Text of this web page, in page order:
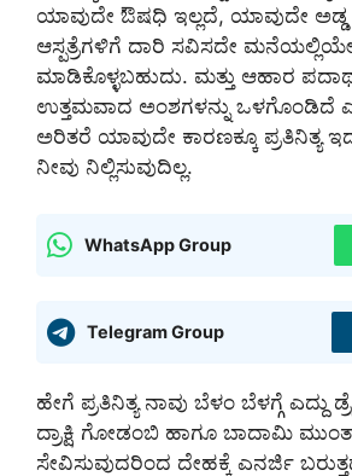
ಯಾವುದೇ ಔಷಧಿ ಇಲ್ಲದೆ, ಯಾವುದೇ
ಆಸ್ಪತ್ರೆಗಳಿಗೆ ದಾರಿ ಸವಿಸದೇ ಮನೆಯಲ್ಲಿಯೇ
ಮಾಡಿಕೊಳ್ಳಬಹುದು. ಮತ್ತು ಆಹಾರ
ಉತ್ತಮವಾದ ಅಂಶಗಳನ್ನು ಒಳಗೊಂಡಿದೆ
ಅರಿತರೆ ಯಾವುದೇ ಕಾರಣಕ್ಕೂ ಪ್ರತಿನಿತ್ಯ
ನೀವು ನಿಲ್ಲಿಸುವುದಿಲ್ಲ.
WhatsApp Group
Telegram Group
ಹೇಗೆ ಪ್ರತಿನಿತ್ಯ ನಾವು ಬೆಳಂ ಬೆಳಗ್ಗೆ ಎದ್ದು
ದ್ರಾಕ್ಷಿ ಗೋಡಂಬಿ ಹಾಗೂ ಬಾದಾಮಿ
ಸೇವಿಸುವುದರಿಂದ ದೇಹಕ್ಕೆ ಎನರ್ಜಿ